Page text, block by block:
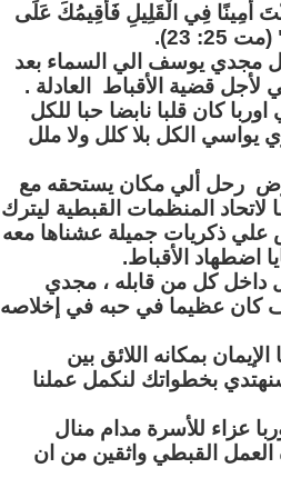
أَمِينًا فِي الْقَلِيلِ فَأُقِيمُكَ عَلَى
23).
مجدي يوسف الي السماء بعد
قضية الأقباط العادلة .
كان قلبا نابضا حبا للكل
يواسي الكل بلا كلل ولا ملل
رحل ألي مكان يستحقه مع
المنظمات القبطية ليترك
علي ذكريات جميلة عشناها معه
اضطهاد الأقباط.
داخل كل من قابله ، مجدي
عظيما في حبه في إخلاصه
بمكانه اللائق بين
بخطواتك لنكمل عملنا
عزاء للأسرة مدام منال
العمل القبطي واثقين من ان